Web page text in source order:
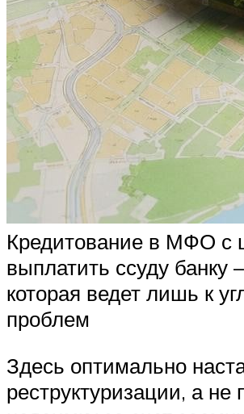
Кредитование в МФО с
выплатить ссуду банку
которая ведет лишь к
проблем
Здесь оптимально
реструктуризации, а не